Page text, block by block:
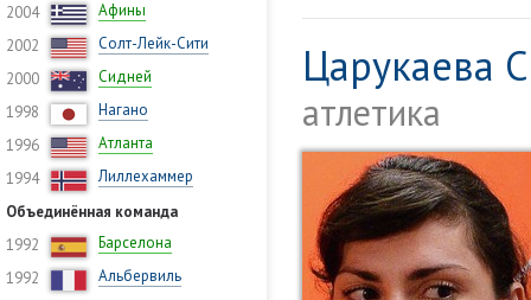
2004
Афины
2002
Солт-Лейк-Сити
2000
Сидней
1998
Нагано
1996
Атланта
1994
Лиллехаммер
Объединённая команда
1992
Барселона
1992
Альбервиль
Царукаева
атлетика